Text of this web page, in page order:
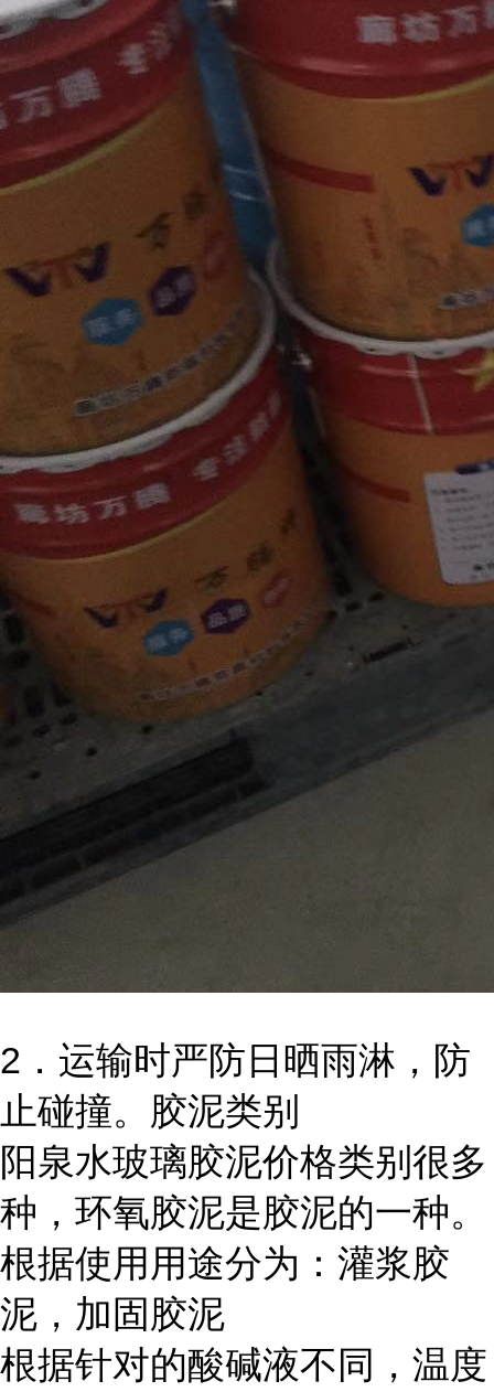
2．运输时严防日晒雨淋，防
止碰撞。胶泥类别
阳泉水玻璃胶泥价格类别很多
种，环氧胶泥是胶泥的一种。
根据使用用途分为：灌浆胶
泥，加固胶泥
根据针对的酸碱液不同，温度